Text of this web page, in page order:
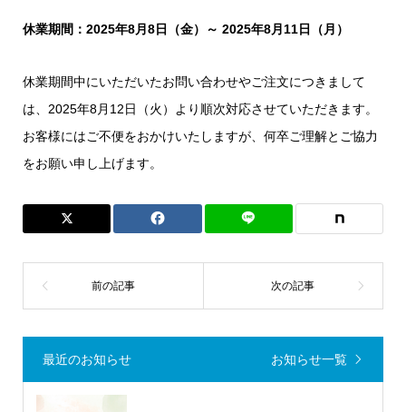
休業期間：2025年8月8日（金）～ 2025年8月11日（月）
休業期間中にいただいたお問い合わせやご注文につきまして
は、2025年8月12日（火）より順次対応させていただきます。
お客様にはご不便をおかけいたしますが、何卒ご理解とご協力
をお願い申し上げます。
最近のお知らせ お知らせ一覧